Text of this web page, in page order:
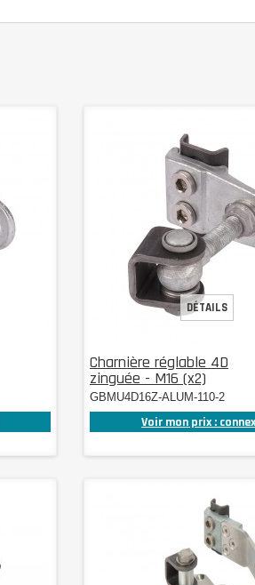
Charnière réglable 4D
zinguée - M16 (x2)
GBMU4D16Z-ALUM-110-2
Voir mon prix :
DÉTAILS